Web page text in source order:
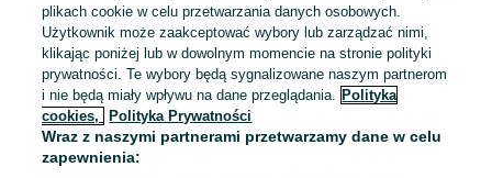
To ogłoszenie nie jest już dostępne
plikach cookie w celu przetwarzania danych osobowych.
Użytkownik może zaakceptować wybory lub zarządzać nimi,
klikając poniżej lub w dowolnym momencie na stronie polityki
prywatności. Te wybory będą sygnalizowane naszym partnerom
i nie będą miały wpływu na dane przeglądania. Polityka
cookies,
Polityka Prywatności
Wraz z naszymi partnerami przetwarzamy dane w celu
zapewnienia: